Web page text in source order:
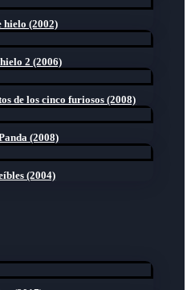
hielo (2002)
2 (2006)
de los cinco furiosos (2008)
(2008)
(2004)